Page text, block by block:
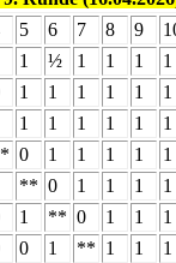
5 6 7 8 9
1 ½ 1 1 1
1
1 1 1 1 1
1
1 1 1 1 1
1
0 1 1 1 1
1
** 0 1 1 1
1
1 ** 0 1 1
1
0 1 ** 1 1
1